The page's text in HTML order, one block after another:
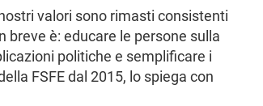
valori sono rimasti consistenti
breve è: educare le persone sulla
politiche e semplificare i
FSFE dal 2015, lo spiega con